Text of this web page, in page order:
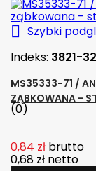
 Szybki
Indeks: 3821-
MS35333-71 /
ZĄBKOWANA -
(0)
0,84 zł brutto
0,68 zł netto